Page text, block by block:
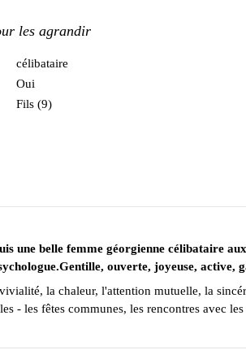
les agrandir
célibataire
Oui
Fils (9)
une belle femme géorgienne célibataire
ouverte, joyeuse, active,
la chaleur, l'attention mutuelle, la
- les fêtes communes, les rencontres avec